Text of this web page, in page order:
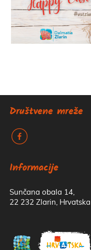
Društvene mreže
k
Informacije
Sunčana obala 14,
22 232 Zlarin, Hrvatska